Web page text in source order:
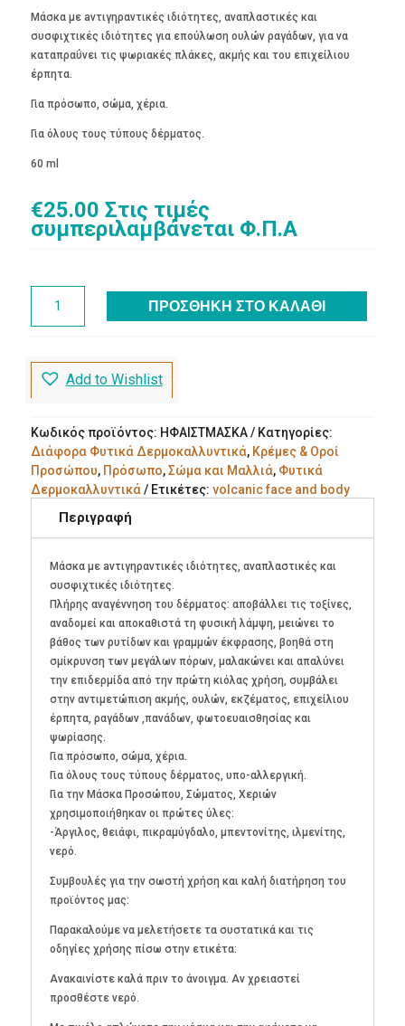
Μάσκα με aντιγηραντικές ιδιότητες, αναπλαστικές και
συσφιχτικές ιδιότητες για επούλωση ουλών ραγάδων, για να
καταπραΰνει τις ψωριακές πλάκες, ακμής και του επιχείλιου
έρπητα.
Για πρόσωπο, σώμα, χέρια.
Για όλους τους τύπους δέρματος.
60 ml
€25.00 Στις τιμές
συμπεριλαμβάνεται Φ.Π.Α
Προσώπου
από
Ηφαιστειακή
Νισύρου
ποσότητα
ΠΡΟΣΘΉΚΗ ΣΤΟ ΚΑΛΆΘΙ
Add to Wishlist
Κωδικός προϊόντος: ΗΦΑΙΣΤΜΑΣΚΑ
Κατηγορίες:
Διάφορα Φυτικά Δερμοκαλλυντικά, Κρέμες & Οροί
Προσώπου, Πρόσωπο,Σώμα και Μαλλιά, Φυτικά
Δερμοκαλλυντικά
Ετικέτες: volcanic face and body
έκζεμα
πρόσωπο,
Περιγραφή
Μάσκα με aντιγηραντικές ιδιότητες, αναπλαστικές και
συσφιχτικές ιδιότητες.
Πλήρης αναγέννηση του δέρματος: αποβάλλει τις τοξίνες,
αναδομεί και αποκαθιστά τη φυσική λάμψη, μειώνει το
βάθος των ρυτίδων και γραμμών έκφρασης, βοηθά στη
σμίκρυνση των μεγάλων πόρων, μαλακώνει και απαλύνει
την επιδερμίδα από την πρώτη κιόλας χρήση, συμβάλει
στην αντιμετώπιση ακμής, ουλών, εκζέματος, επιχείλιου
έρπητα, ραγάδων ,πανάδων, φωτοευαισθησίας και
ψωρίασης.
Για πρόσωπο, σώμα, χέρια.
Για όλους τους τύπους δέρματος, υπο-αλλεργική.
Για την Μάσκα Προσώπου, Σώματος, Χεριών
χρησιμοποιήθηκαν οι πρώτες ύλες:
-Άργιλος, θειάφι, πικραμύγδαλο, μπεντονίτης, ιλμενίτης,
νερό.
Συμβουλές για την σωστή χρήση και καλή διατήρηση του
προϊόντος μας:
Παρακαλούμε να μελετήσετε τα συστατικά και τις
οδηγίες χρήσης πίσω στην ετικέτα:
Ανακαινίστε καλά πριν το άνοιγμα. Αν χρειαστεί
προσθέστε νερό.